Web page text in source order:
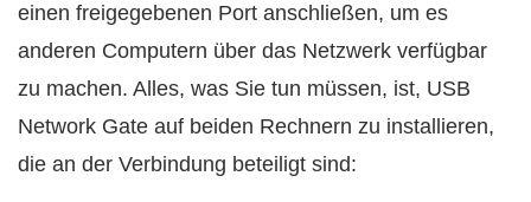
einen freigegebenen Port anschließen, um es
anderen Computern über das Netzwerk verfügbar
zu machen. Alles, was Sie tun müssen, ist, USB
Network Gate auf beiden Rechnern zu installieren,
die an der Verbindung beteiligt sind: